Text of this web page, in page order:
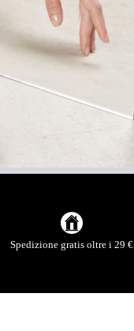
Spedizione gratis oltre i 29 €